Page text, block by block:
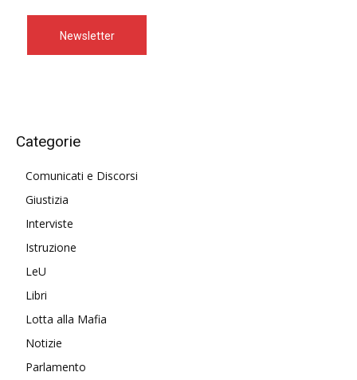
Newsletter
Categorie
Comunicati e Discorsi
Giustizia
Interviste
Istruzione
LeU
Libri
Lotta alla Mafia
Notizie
Parlamento